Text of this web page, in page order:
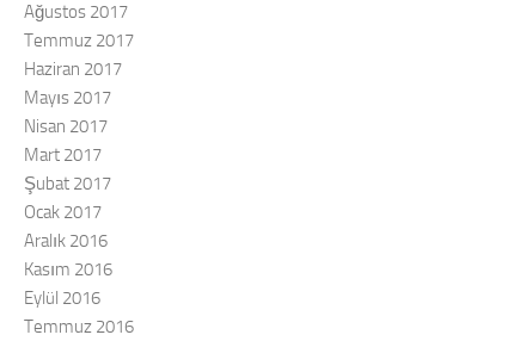
Ağustos 2017
Temmuz 2017
Haziran 2017
Mayıs 2017
Nisan 2017
Mart 2017
Şubat 2017
Ocak 2017
Aralık 2016
Kasım 2016
Eylül 2016
Temmuz 2016